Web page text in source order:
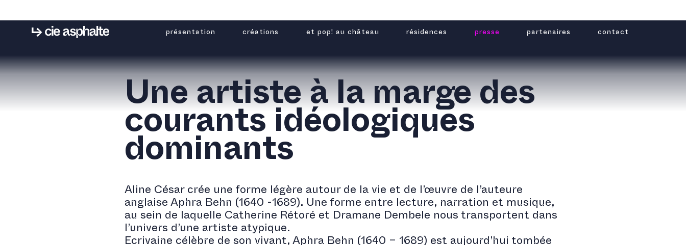
présentation créations et pop! au château résidences presse partenaires contact
Une artiste à la marge des
courants idéologiques
dominants
Aline César crée une forme légère autour de la vie et de l’œuvre de l’auteure
anglaise Aphra Behn (1640 -1689). Une forme entre lecture, narration et musique,
au sein de laquelle Catherine Rétoré et Dramane Dembele nous transportent dans
l’univers d’une artiste atypique.
Ecrivaine célèbre de son vivant, Aphra Behn (1640 – 1689) est aujourd’hui tombée